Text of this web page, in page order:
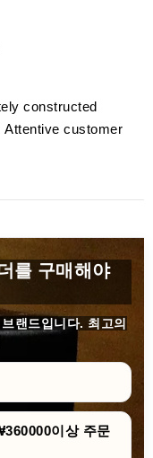
constructed
Attentive customer
를 구매해야
랜드입니다. 최고의
이상 주문